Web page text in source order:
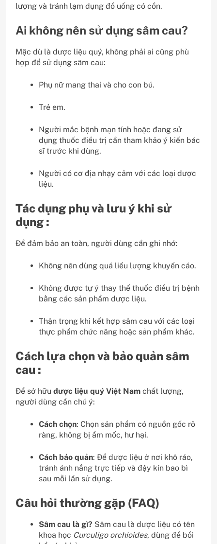
lượng và tránh lạm dụng đồ uống có cồn.
Ai không nên sử dụng sâm cau?
Mặc dù là dược liệu quý, không phải ai cũng phù
hợp để sử dụng sâm cau:
Phụ nữ mang thai và cho con bú.
Trẻ em.
Người mắc bệnh mạn tính hoặc đang sử
dụng thuốc điều trị cần tham khảo ý kiến bác
sĩ trước khi dùng.
Người có cơ địa nhạy cảm với các loại dược
liệu.
Tác dụng phụ và lưu ý khi sử
dụng :
Để đảm bảo an toàn, người dùng cần ghi nhớ:
Không nên dùng quá liều lượng khuyến cáo.
Không được tự ý thay thế thuốc điều trị bệnh
bằng các sản phẩm dược liệu.
Thận trọng khi kết hợp sâm cau với các loại
thực phẩm chức năng hoặc sản phẩm khác.
Cách lựa chọn và bảo quản sâm
cau :
Để sở hữu dược liệu quý Việt Nam chất lượng,
người dùng cần chú ý:
Cách chọn: Chọn sản phẩm có nguồn gốc rõ
ràng, không bị ẩm mốc, hư hại.
Cách bảo quản: Để dược liệu ở nơi khô ráo,
tránh ánh nắng trực tiếp và đậy kín bao bì
sau mỗi lần sử dụng.
Câu hỏi thường gặp (FAQ)
Sâm cau là gì? Sâm cau là dược liệu có tên
khoa học Curculigo orchioides, dùng để bồi